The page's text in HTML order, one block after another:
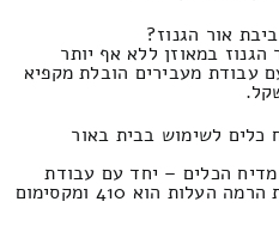
אור הגנוז?
במאוזן ללא אף יותר
עבודת מעבירים הובלת מקפיא
לשימוש בבית באור
הכלים – יחד עם עבודת
סחיבה מבלי שירותי מנוף עבודת הרמה העלות הוא 410 ומקסימום